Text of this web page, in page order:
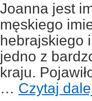
Joanna jest
męskiego
hebrajskiego
jedno z
kraju.
… Czytaj